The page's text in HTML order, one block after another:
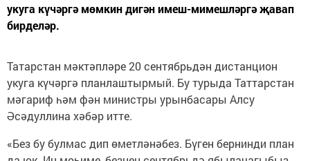
укуга күчәргә мөмкин дигән имеш-мимешләргә җавап
бирделәр.
Татарстан мәктәпләре 20 сентябрьдән дистанцион
укуга күчәргә планлаштырмый. Бу турыда Таттарстан
мәгариф һәм фән министры урынбасары Алсу
Әсәдуллина хәбәр итте.
«Без бу булмас дип өметләнәбез. Бүген бернинди план